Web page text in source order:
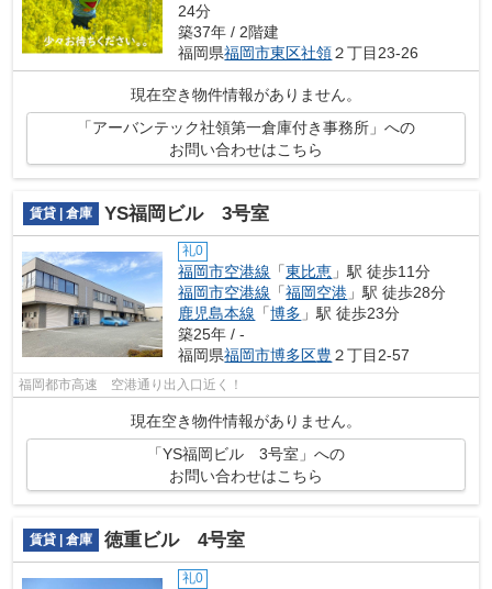
24分
築37年 / 2階建
福岡県福岡市東区社領２丁目23-26
現在空き物件情報がありません。
「アーバンテック社領第一倉庫付き事務所」への
お問い合わせはこちら
賃貸 | 倉庫 YS福岡ビル 3号室
礼0
福岡市空港線 「東比恵 」駅 徒歩11分
福岡市空港線 「福岡空港 」駅 徒歩28分
鹿児島本線 「博多 」駅 徒歩23分
築25年 / -
福岡県福岡市博多区豊 ２丁目2-57
福岡都市高速 空港通り出入口近く！
現在空き物件情報がありません。
「YS福岡ビル 3号室」への
お問い合わせはこちら
賃貸 | 倉庫 徳重ビル 4号室
礼0